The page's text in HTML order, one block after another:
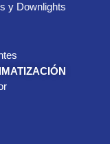
y Downlights